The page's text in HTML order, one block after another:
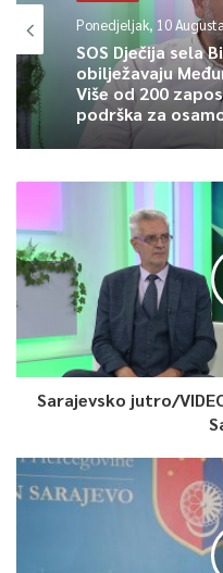
Ponedjeljak, 10
SOS Dječija sela
obilježavaju
Više od 200
podrška za
Sarajevsko jutro/